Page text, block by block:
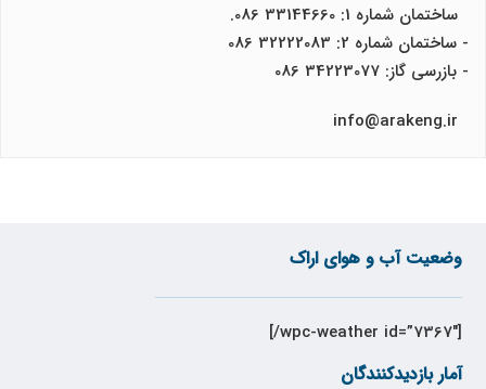
ساختمان شماره 1: 33144660 086.
- ساختمان شماره 2: 32222083 086
- بازرسی گاز: 34223077 086
وضعیت آب و هوای اراک
[wpc-weather id=”7367″/]
آمار بازدیدکنندگان